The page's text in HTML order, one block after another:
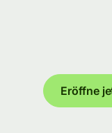
Eröffne